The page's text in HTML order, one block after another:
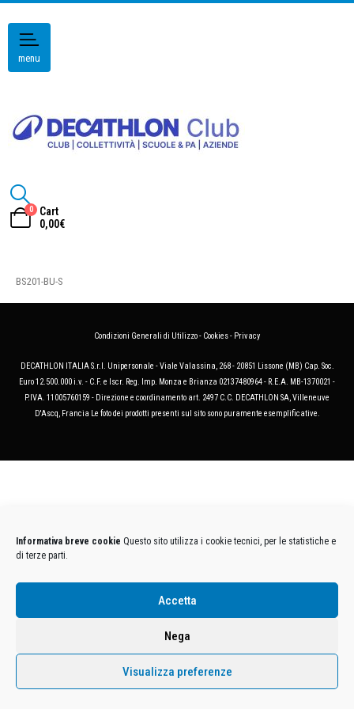
Informativa breve cookie Questo sito utilizza i cookie tecnici, per le statistiche e
di terze parti.
Accetta
Nega
Visualizza preferenze
menu
0
Cart
0,00€
BS201-BU-S
Condizioni Generali di Utilizzo- Cookies- Privacy
DECATHLON ITALIA S.r.l. Unipersonale - Viale Valassina, 268 - 20851 Lissone (MB) Cap. Soc.
Euro 12.500.000 i.v. - C.F. e Iscr. Reg. Imp. Monza e Brianza 02137480964 - R.E.A. MB-1370021 -
P.IVA. 11005760159 - Direzione e coordinamento art. 2497 C.C. DECATHLON SA, Villeneuve
D'Ascq, Francia Le foto dei prodotti presenti sul sito sono puramente esemplificative.